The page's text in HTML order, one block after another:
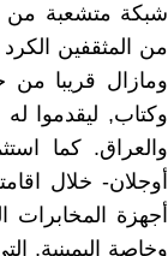
شبكة متشعبة من
من المثقفين
ومازال قريبا من
وكتاب, ليقدموا
والعراق. كما
أوجلان- خلال
أجهزة المخابرات
وخاصة اليمينية,